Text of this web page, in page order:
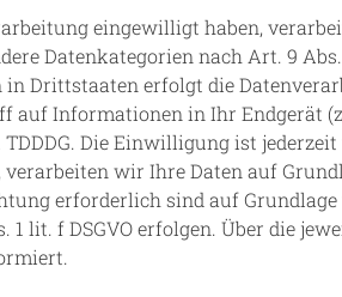
eingewilligt haben,
Datenkategorien nach Art. 9
in Drittstaaten erfolgt die
auf Informationen in Ihr Endgerät
TDDDG. Die Einwilligung ist
wir Ihre Daten auf
erforderlich sind auf
1 lit. f DSGVO erfolgen. Über die